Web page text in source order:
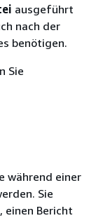
ausgeführt
nach der
benötigen.
Sie
während einer
Sie
einen Bericht